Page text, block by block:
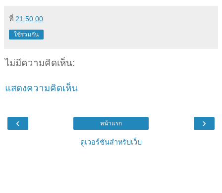
ที่ 21:50:00
ใช้ร่วมกัน
ไม่มีความคิดเห็น:
แสดงความคิดเห็น
‹ ›
หน้าแรก
ดูเวอร์ชันสำหรับเว็บ